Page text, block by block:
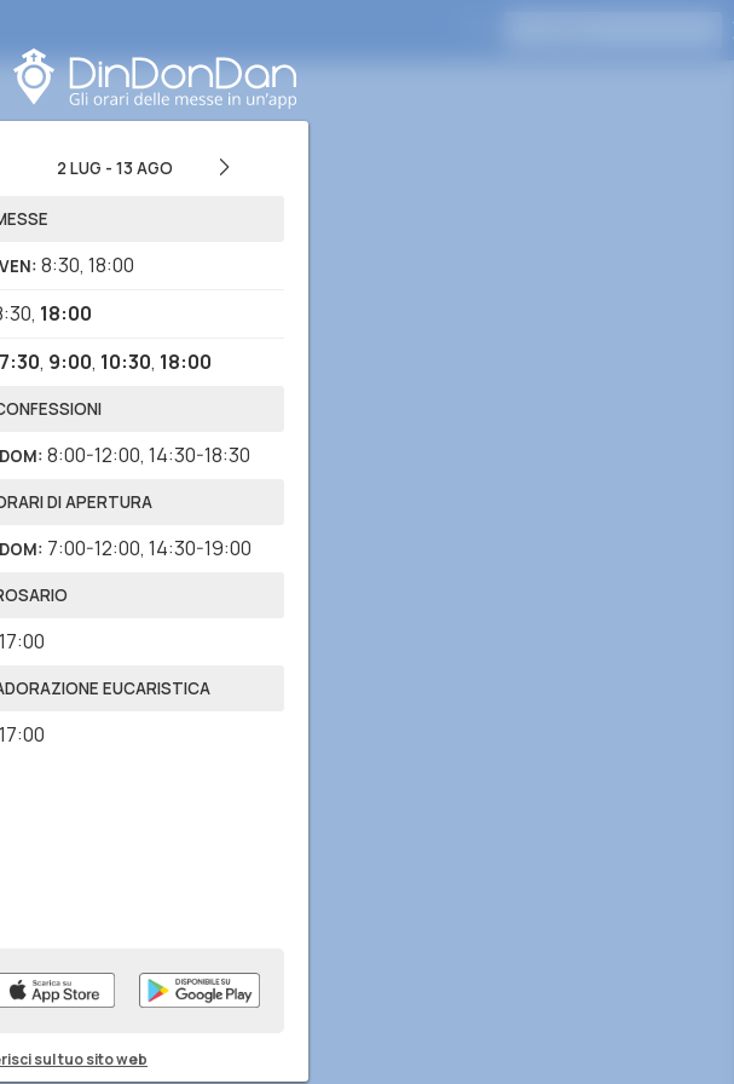
2 LUG - 13 AGO
: 8:30, 18:00
, 18:00
7:30, 9:00, 10:30, 18:00
: 8:00-12:00, 14:30-18:30
DI APERTURA
: 7:00-12:00, 14:30-19:00
17:00
EUCARISTICA
17:00
sul tuo sito web